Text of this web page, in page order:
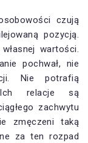
czują
pozycją.
wartości.
pochwał, nie
Nie potrafią
relacje są
zachwytu
zmęczeni taką
za ten rozpad